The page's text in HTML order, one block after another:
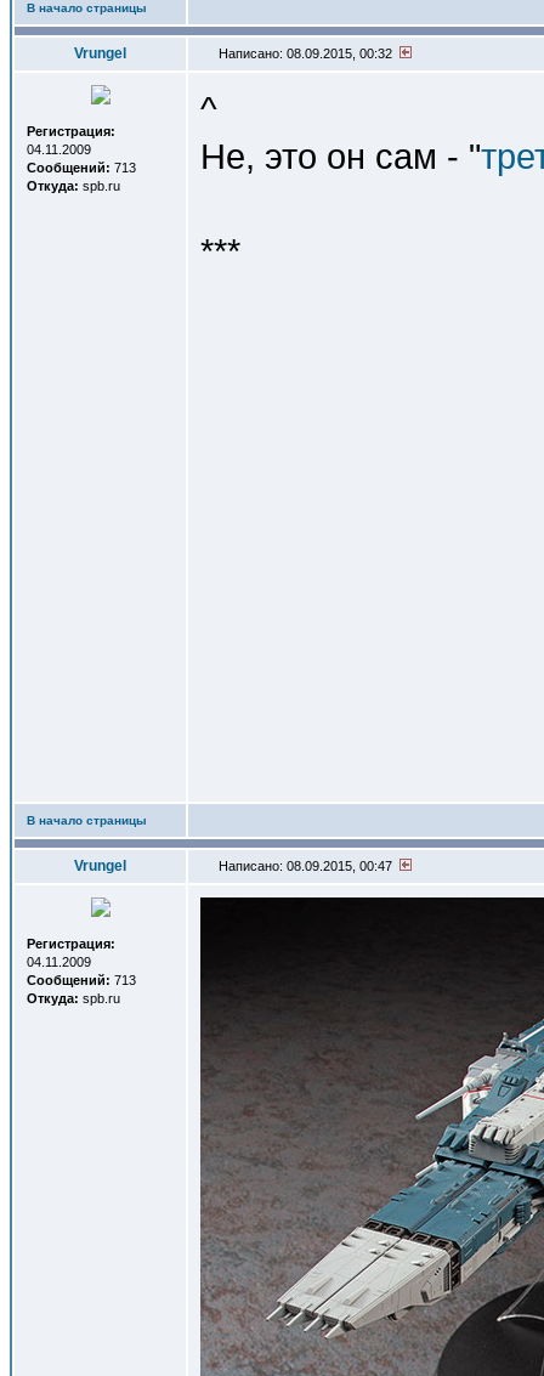
В начало страницы
Vrungel Написано: 08.09.2015, 00:32
Регистрация:
04.11.2009
Сообщений: 713
Откуда: spb.ru
^
Не, это он сам - "
***
В начало страницы
Vrungel Написано: 08.09.2015, 00:47
Регистрация:
04.11.2009
Сообщений: 713
Откуда: spb.ru